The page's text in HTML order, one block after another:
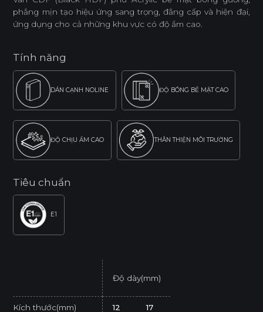
phẳng mịn tạo hiệu ứng sang trọng, đẳng cấp và hiện đại,
ứng dụng cho cả những khu vực có độ ẩm cao.
Tính năng
DÁN CẠNH NOLINE ĐỘ BÓNG BỀ MẶT CAO
ĐỘ CHỊU ẨM CAO THÂN THIỆN MÔI TRƯỜNG
Tiêu chuẩn
E1
Độ dày(mm)
Kích thước(mm) 12 17